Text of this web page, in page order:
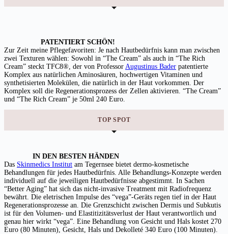
PATENTIERT SCHÖN!
Zur Zeit meine Pflegefavoriten: Je nach Hautbedürfnis kann man zwischen
zwei Texturen wählen: Sowohl in “The Cream” als auch in “The Rich
Cream” steckt TFC8®, der von Professor Augustinus Bader patentierte
Komplex aus natürlichen Aminosäuren, hochwertigen Vitaminen und
synthetisierten Molekülen, die natürlich in der Haut vorkommen. Der
Komplex soll die Regenerationsprozess der Zellen aktivieren. “The Cream”
und “The Rich Cream” je 50ml 240 Euro.
TOP SPOT
IN DEN BESTEN HÄNDEN
Das Skinmedics Institut am Tegernsee bietet dermo-kosmetische
Behandlungen für jedes Hautbedürfnis. Alle Behandlungs-Konzepte werden
individuell auf die jeweiligen Hautbedürfnisse abgestimmt. In Sachen
“Better Aging” hat sich das nicht-invasive Treatment mit Radiofrequenz
bewährt. Die eletrischen Impulse des “vega”-Geräts regen tief in der Haut
Regenerationsprozesse an. Die Grenzschicht zwischen Dermis und Subkutis
ist für den Volumen- und Elastitizitätsverlust der Haut verantwortlich und
genau hier wirkt “vega”. Eine Behandlung von Gesicht und Hals kostet 270
Euro (80 Minuten), Gesicht, Hals und Dekolleté 340 Euro (100 Minuten).